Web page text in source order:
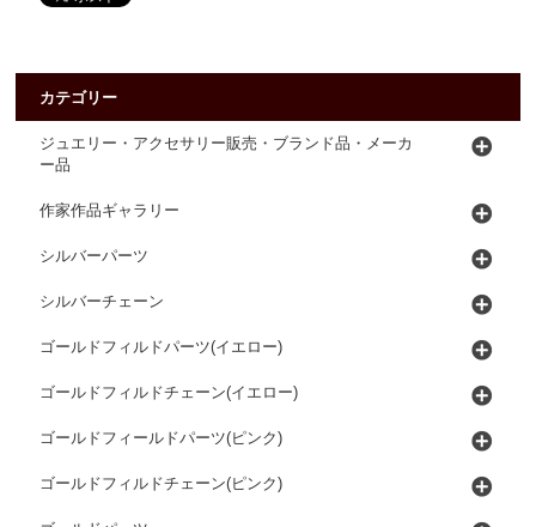
カテゴリー
ジュエリー・アクセサリー販売・ブランド品・メーカ
ー品
作家作品ギャラリー
シルバーパーツ
シルバーチェーン
ゴールドフィルドパーツ(イエロー)
ゴールドフィルドチェーン(イエロー)
ゴールドフィールドパーツ(ピンク)
ゴールドフィルドチェーン(ピンク)